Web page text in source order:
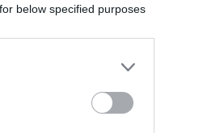
below specified purposes